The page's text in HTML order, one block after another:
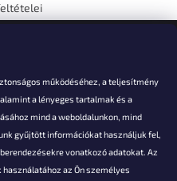
működéséhez, a teljesítmény
a lényeges tartalmak és a
mind a weboldalunkon, mind
gyűjtött információkat használjuk fel,
vonatkozó adatokat. Az
az Ön személyes